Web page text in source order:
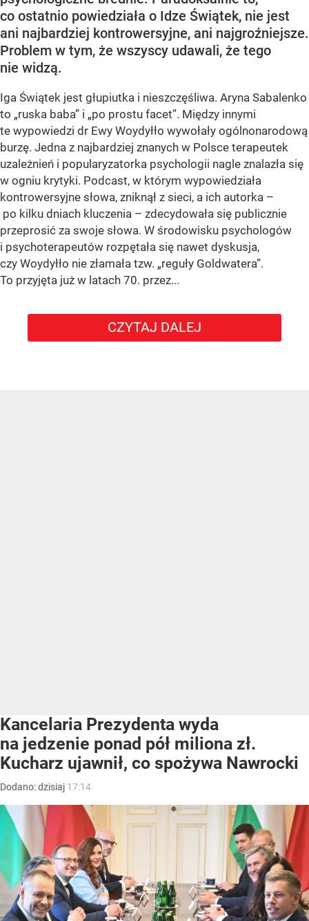
co ostatnio powiedziała o Idze Świątek, nie jest
ani najbardziej kontrowersyjne, ani najgroźniejsze.
Problem w tym, że wszyscy udawali, że tego
nie widzą.
Iga Świątek jest głupiutka i nieszczęśliwa. Aryna Sabalenko
to „ruska baba” i „po prostu facet”. Między innymi
te wypowiedzi dr Ewy Woydyłło wywołały ogólnonarodową
burzę. Jedna z najbardziej znanych w Polsce terapeutek
uzależnień i popularyzatorka psychologii nagle znalazła się
w ogniu krytyki. Podcast, w którym wypowiedziała
kontrowersyjne słowa, zniknął z sieci, a ich autorka –
po kilku dniach kluczenia – zdecydowała się publicznie
przeprosić za swoje słowa. W środowisku psychologów
i psychoterapeutów rozpętała się nawet dyskusja,
czy Woydyłło nie złamała tzw. „reguły Goldwatera”.
To przyjęta już w latach 70. przez...
CZYTAJ DALEJ
Kancelaria Prezydenta wyda
na jedzenie ponad pół miliona zł.
Kucharz ujawnił, co spożywa Nawrocki
Dodano:dzisiaj 17:14